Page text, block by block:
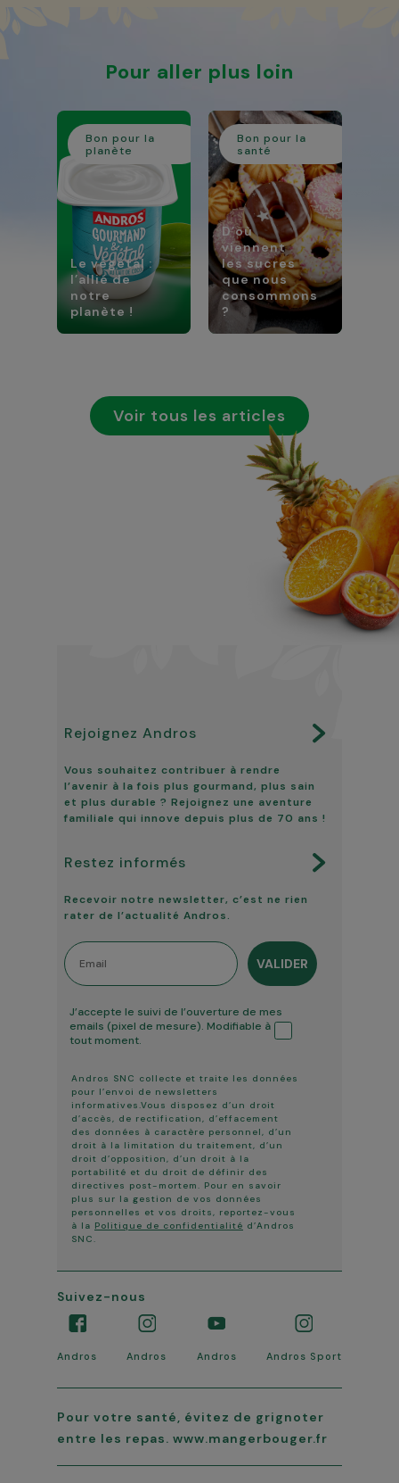
Pour aller plus loin
Bon pour la
planète
Le végétal :
l’allié de
notre
planète !
Bon pour la
santé
D’où
viennent
les sucres
que nous
consommons
?
Voir tous les articles
Rejoignez Andros
Vous souhaitez contribuer à rendre
l’avenir à la fois plus gourmand, plus sain
et plus durable ? Rejoignez une aventure
familiale qui innove depuis plus de 70 ans !
Restez informés
Recevoir notre newsletter, c’est ne rien
rater de l’actualité Andros.
Email
VALIDER
Tracking ouverture
J’accepte le suivi de l’ouverture de mes
emails (pixel de mesure). Modifiable à
tout moment.
Andros SNC collecte et traite les données
pour l’envoi de newsletters
informatives.Vous disposez d’un droit
d’accès, de rectification, d’effacement
des données à caractère personnel, d’un
droit à la limitation du traitement, d’un
droit d’opposition, d’un droit à la
portabilité et du droit de définir des
directives post-mortem. Pour en savoir
plus sur la gestion de vos données
personnelles et vos droits, reportez-vous
à la Politique de confidentialité d’Andros
SNC.
Suivez-nous
Andros Andros Andros Andros Sport
Pour votre santé, évitez de grignoter
entre les repas. www.mangerbouger.fr